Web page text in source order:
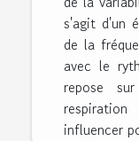
s'agit d'un
de la
avec le
repose
influencer